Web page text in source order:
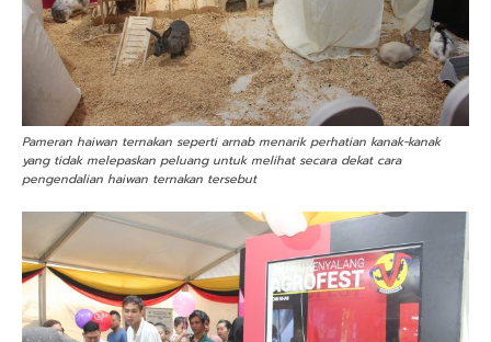
Pameran haiwan ternakan seperti arnab menarik perhatian kanak-kanak
yang tidak melepaskan peluang untuk melihat secara dekat cara
pengendalian haiwan ternakan tersebut